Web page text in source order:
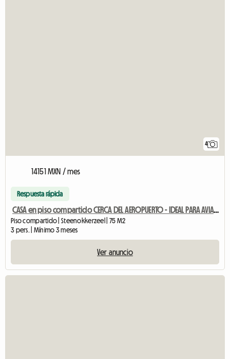
4
14151 MXN / mes
Respuesta rápida
CASA en piso compartido CERCA DEL AEROPUERTO - IDEAL PARA AVIACIÓN
Piso compartido | Steenokkerzeel | 75 M2
3 pers. | Mínimo 3 meses
Ver anuncio